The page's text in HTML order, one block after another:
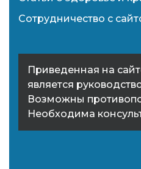
Сотрудничество с
Приведенная на
является
Возможны
Необходима